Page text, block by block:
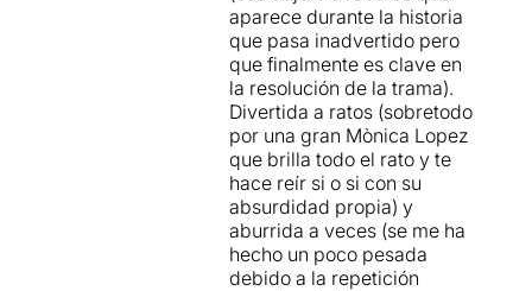
aparece durante la historia
que pasa inadvertido pero
que finalmente es clave en
la resolución de la trama).
Divertida a ratos (sobretodo
por una gran Mònica Lopez
que brilla todo el rato y te
hace reír si o si con su
absurdidad propia) y
aburrida a veces (se me ha
hecho un poco pesada
debido a la repetición